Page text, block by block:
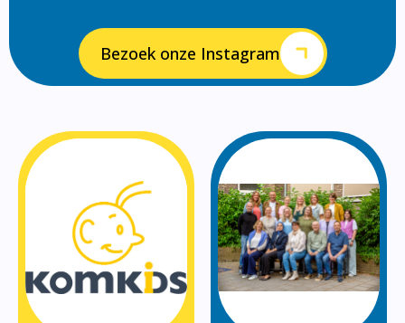
Bezoek onze Instagram